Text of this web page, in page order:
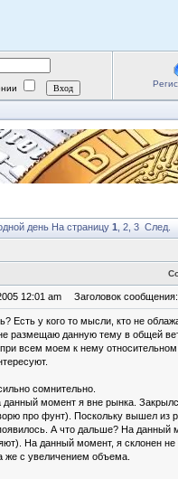
день На страницу 1 2 3 След.
12:01 am Заголовок
Есть у кого то мысли, кто не
размещаю данную тему в общей
всем моем к нему
сомнительно.
момент я вне рынка.
про фунт). Поскольку вышел из
А что дальше? На данный
На данный момент, я склонен
же с увеличением объема.